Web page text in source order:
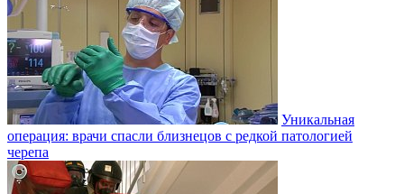
Уникальная
операция: врачи спасли близнецов с редкой патологией
черепа